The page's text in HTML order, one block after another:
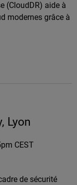
(CloudDR) aide à
modernes grâce à
Lyon
CEST
de sécurité